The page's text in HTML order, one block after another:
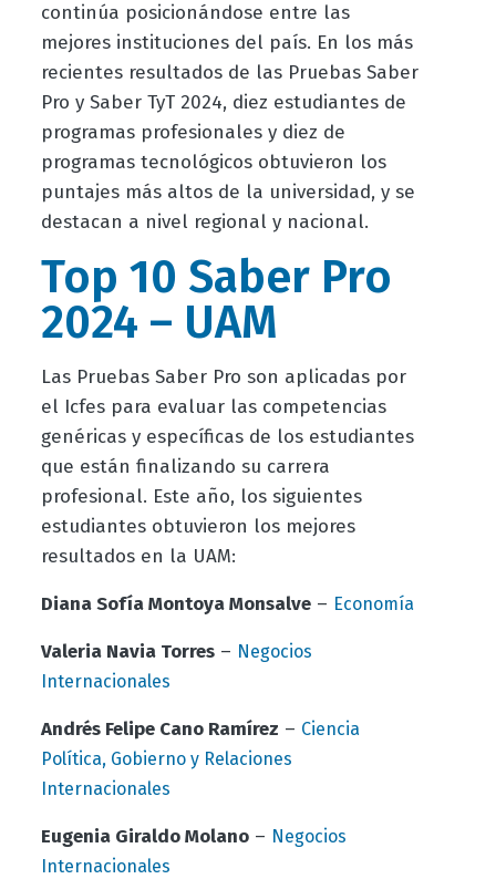
continúa posicionándose entre las
mejores instituciones del país. En los más
recientes resultados de las Pruebas Saber
Pro y Saber TyT 2024, diez estudiantes de
programas profesionales y diez de
programas tecnológicos obtuvieron los
puntajes más altos de la universidad, y se
destacan a nivel regional y nacional.
Top 10 Saber Pro
2024 – UAM
Las Pruebas Saber Pro son aplicadas por
el Icfes para evaluar las competencias
genéricas y específicas de los estudiantes
que están finalizando su carrera
profesional. Este año, los siguientes
estudiantes obtuvieron los mejores
resultados en la UAM:
Diana Sofía Montoya Monsalve– Economía
Valeria Navia Torres– Negocios
Internacionales
Andrés Felipe Cano Ramírez – Ciencia
Política, Gobierno y Relaciones
Internacionales
Eugenia Giraldo Molano– Negocios
Internacionales